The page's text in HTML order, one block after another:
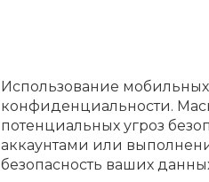
Использование
конфиденциальности.
потенциальных угроз
аккаунтами или
безопасность ваших